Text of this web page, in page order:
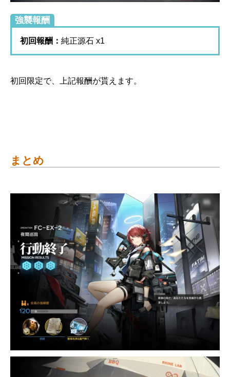
強襲報酬
初回報酬： 純正源石 x1
初回限定で、上記報酬が貰えます。
まとめ